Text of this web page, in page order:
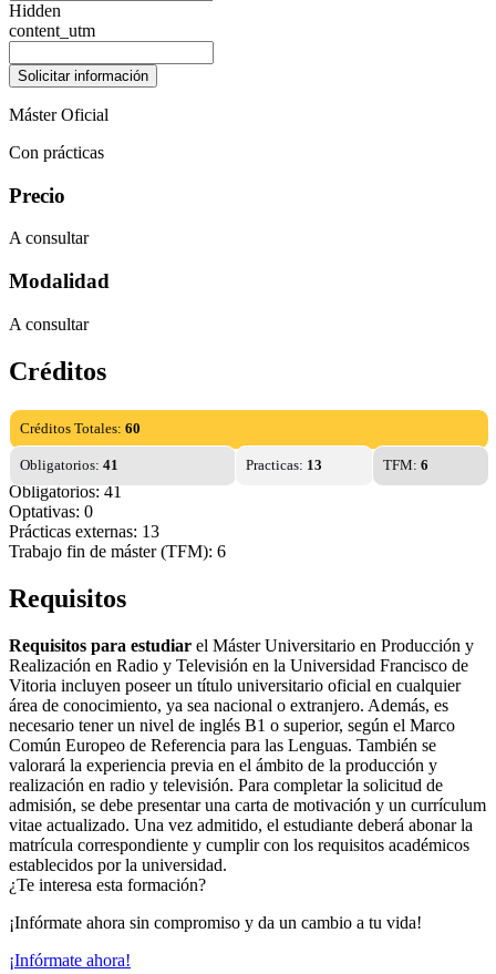
Hidden
content_utm
Máster Oficial
Con prácticas
Precio
A consultar
Modalidad
A consultar
Créditos
Créditos Totales: 60
Obligatorios: 41 Practicas: 13 TFM:6
Obligatorios: 41
Optativas: 0
Prácticas externas: 13
Trabajo fin de máster (TFM): 6
Requisitos
Requisitos para estudiar el Máster Universitario en Producción y
Realización en Radio y Televisión en la Universidad Francisco de
Vitoria incluyen poseer un título universitario oficial en cualquier
área de conocimiento, ya sea nacional o extranjero. Además, es
necesario tener un nivel de inglés B1 o superior, según el Marco
Común Europeo de Referencia para las Lenguas. También se
valorará la experiencia previa en el ámbito de la producción y
realización en radio y televisión. Para completar la solicitud de
admisión, se debe presentar una carta de motivación y un currículum
vitae actualizado. Una vez admitido, el estudiante deberá abonar la
matrícula correspondiente y cumplir con los requisitos académicos
establecidos por la universidad.
¿Te interesa esta formación?
¡Infórmate ahora sin compromiso y da un cambio a tu vida!
¡Infórmate ahora!